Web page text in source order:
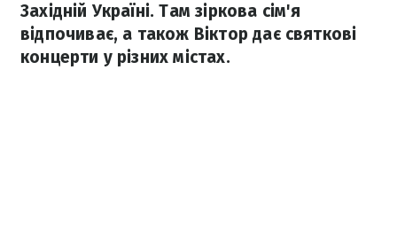
Західній Україні. Там зіркова сім'я
відпочиває, а також Віктор дає святкові
концерти у різних містах.